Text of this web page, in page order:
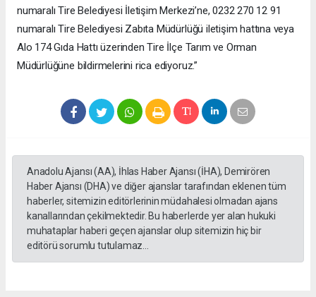
numaralı Tire Belediyesi İletişim Merkezi’ne, 0232 270 12 91
numaralı Tire Belediyesi Zabıta Müdürlüğü iletişim hattına veya
Alo 174 Gıda Hattı üzerinden Tire İlçe Tarım ve Orman
Müdürlüğüne bildirmelerini rica ediyoruz.”
Anadolu Ajansı (AA), İhlas Haber Ajansı (İHA), Demirören
Haber Ajansı (DHA) ve diğer ajanslar tarafından eklenen tüm
haberler, sitemizin editörlerinin müdahalesi olmadan ajans
kanallarından çekilmektedir. Bu haberlerde yer alan hukuki
muhataplar haberi geçen ajanslar olup sitemizin hiç bir
editörü sorumlu tutulamaz...